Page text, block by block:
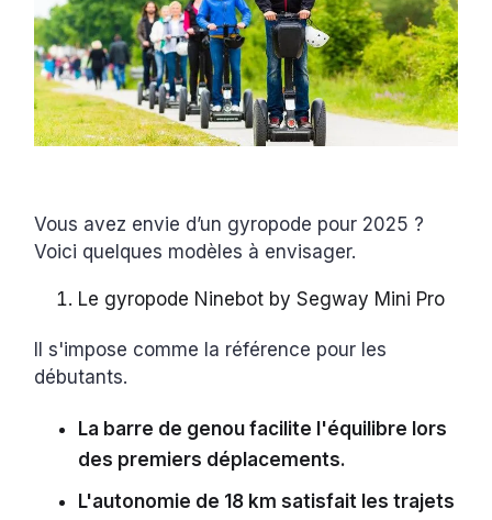
Vous avez envie d’un gyropode pour 2025 ?
Voici quelques modèles à envisager.
Le gyropode Ninebot by Segway Mini Pro
Il s'impose comme la référence pour les
débutants.
La barre de genou facilite l'équilibre lors
des premiers déplacements.
L'autonomie de 18 km satisfait les trajets